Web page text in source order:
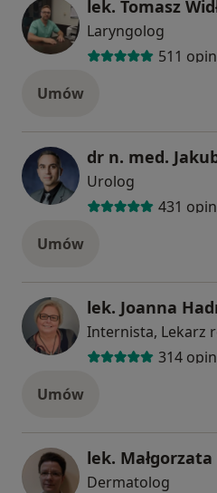
lek. Tomasz
Laryngolog
511
Umów
dr n. med.
Urolog
431
Umów
lek. Joanna
Internista, Lekarz
314
Umów
Dermatolog